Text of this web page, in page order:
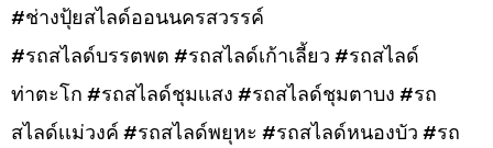
#ช่างปุ้ยสไลด์ออนนครสวรรค์
#รถสไลด์บรรตพต #รถสไลด์เก้าเลี้ยว #รถสไลด์
ท่าตะโก #รถสไลด์ชุมเเสง #รถสไลด์ชุมตาบง #รถ
สไลด์เเม่วงค์ #รถสไลด์พยุหะ #รถสไลด์หนองบัว #รถ